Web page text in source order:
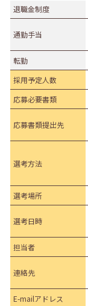
退職金制度
通勤手当
転勤
採用予定人数
応募必要書類
応募書類提出先
選考方法
選考場所
選考日時
担当者
連絡先
E-mailアドレス